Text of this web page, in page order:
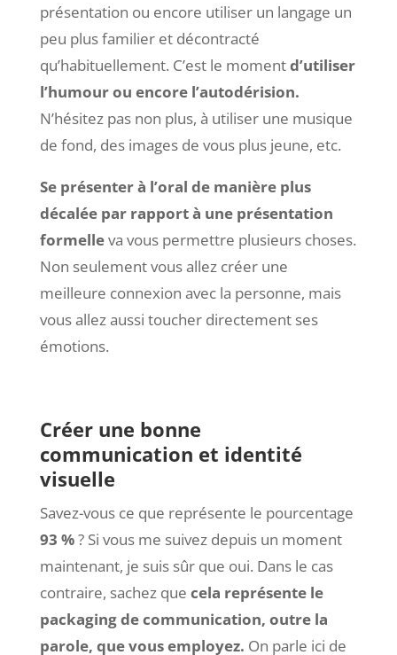
présentation ou encore utiliser un langage un
peu plus familier et décontracté
qu’habituellement. C’est le momentd’utiliser
l’humour ou encore l’autodérision.
N’hésitez pas non plus, à utiliser une musique
de fond, des images de vous plus jeune, etc.
Se présenter à l’oral de manière plus
décalée par rapport à une présentation
formelleva vous permettre plusieurs choses.
Non seulement vous allez créer une
meilleure connexion avec la personne, mais
vous allez aussi toucher directement ses
émotions.
Créer une bonne
communication et identité
visuelle
Savez-vous ce que représente le pourcentage
93 %? Si vous me suivez depuis un moment
maintenant, je suis sûr que oui. Dans le cas
contraire, sachez que cela représente le
packaging de communication, outre la
parole, que vous employez. On parle ici de